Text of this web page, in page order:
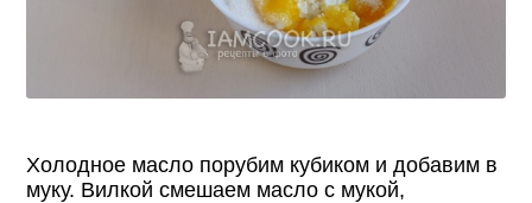
Холодное масло порубим кубиком и добавим в
муку. Вилкой смешаем масло с мукой,